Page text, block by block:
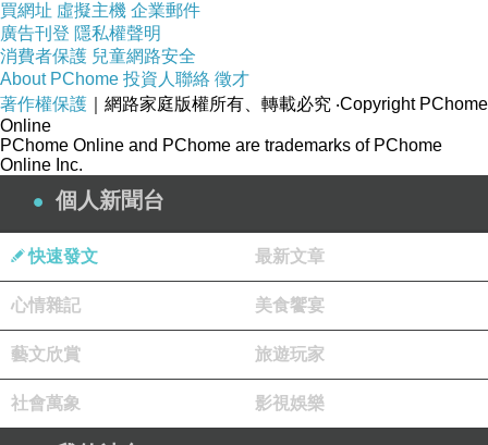
買網址 虛擬主機 企業郵件
廣告刊登 隱私權聲明
消費者保護 兒童網路安全
About PChome 投資人聯絡 徵才
著作權保護 ｜網路家庭版權所有、轉載必究 ‧Copyright PChome
Online
PChome Online and PChome are trademarks of PChome
Online Inc.
個人新聞台
快速發文 最新文章
心情雜記 美食饗宴
藝文欣賞 旅遊玩家
社會萬象 影視娛樂